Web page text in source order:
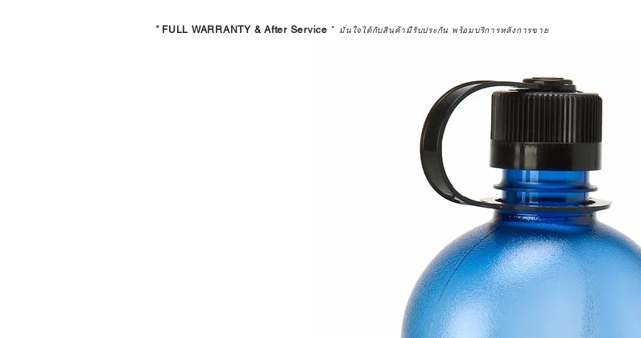
* FULL WARRANTY & After Service * มั่นใจได้กับสินค้ามีรับประกัน พร้อมบริการหลังการขาย